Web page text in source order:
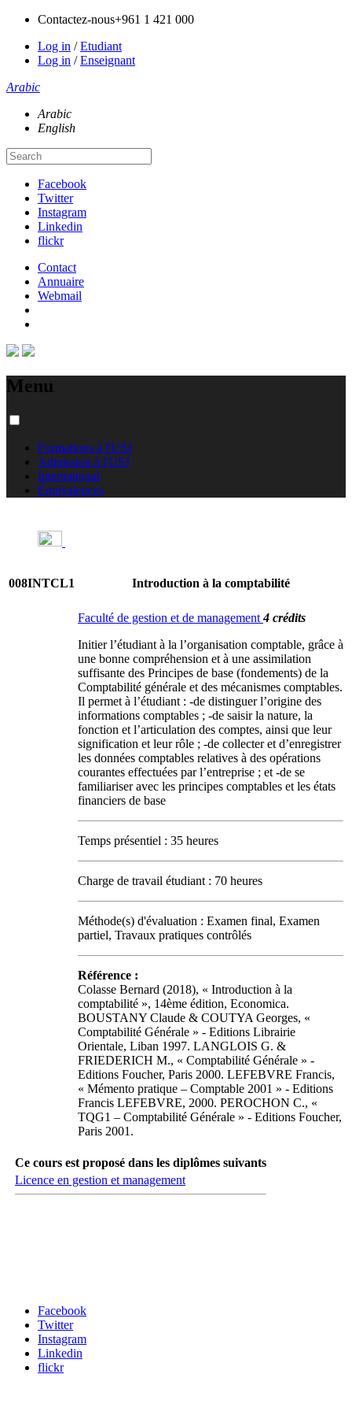
Contactez-nous+961 1 421 000
Log in /Etudiant
Log in /Enseignant
Arabic
Arabic
English
Facebook
Twitter
Instagram
Linkedin
flickr
Contact
Annuaire
Webmail
Menu
Formations à l'USJ
Admission à l'USJ
International
Équivalences
008INTCL1 Introduction à la comptabilité
Faculté de gestion et de management4 crédits
Initier l’étudiant à la l’organisation comptable, grâce à
une bonne compréhension et à une assimilation
suffisante des Principes de base (fondements) de la
Comptabilité générale et des mécanismes comptables.
Il permet à l’étudiant : -de distinguer l’origine des
informations comptables ; -de saisir la nature, la
fonction et l’articulation des comptes, ainsi que leur
signification et leur rôle ; -de collecter et d’enregistrer
les données comptables relatives à des opérations
courantes effectuées par l’entreprise ; et -de se
familiariser avec les principes comptables et les états
financiers de base
Temps présentiel : 35 heures
Charge de travail étudiant : 70 heures
Méthode(s) d'évaluation : Examen final, Examen
partiel, Travaux pratiques contrôlés
Référence :
Colasse Bernard (2018), « Introduction à la
comptabilité », 14ème édition, Economica.
BOUSTANY Claude & COUTYA Georges, «
Comptabilité Générale » - Editions Librairie
Orientale, Liban 1997. LANGLOIS G. &
FRIEDERICH M., « Comptabilité Générale » -
Editions Foucher, Paris 2000. LEFEBVRE Francis,
« Mémento pratique – Comptable 2001 » - Editions
Francis LEFEBVRE, 2000. PEROCHON C., «
TQG1 – Comptabilité Générale » - Editions Foucher,
Paris 2001.
Ce cours est proposé dans les diplômes suivants
Licence en gestion et management
Facebook
Twitter
Instagram
Linkedin
flickr